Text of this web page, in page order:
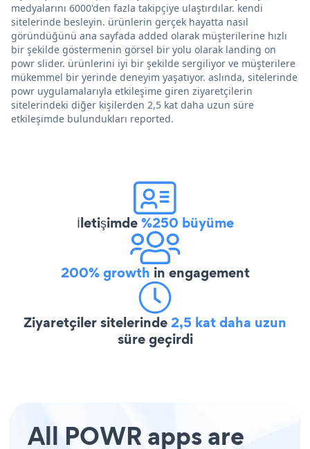
medyalarını 6000'den fazla takipçiye ulaştırdılar. kendi
sitelerinde besleyin. ürünlerin gerçek hayatta nasıl
göründüğünü ana sayfada added olarak müşterilerine hızlı
bir şekilde göstermenin görsel bir yolu olarak landing on
powr slider. ürünlerini iyi bir şekilde sergiliyor ve müşterilere
mükemmel bir yerinde deneyim yaşatıyor. aslında, sitelerinde
powr uygulamalarıyla etkileşime giren ziyaretçilerin
sitelerindeki diğer kişilerden 2,5 kat daha uzun süre
etkileşimde bulundukları reported.
İletişimde%250 büyüme
200% growth in engagement
Ziyaretçiler sitelerinde2,5 kat daha uzun
süre geçirdi
All POWR apps are